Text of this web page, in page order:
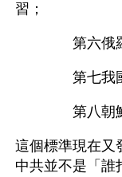
習；
第六俄羅斯
第七我國：
第八朝鮮：
這個標準現在又
中共並不是「誰